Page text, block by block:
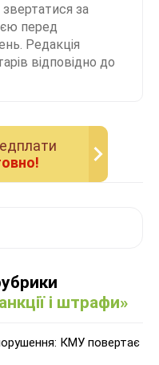
за
перед
Редакція
відповідно до
і штрафи»
КМУ повертає